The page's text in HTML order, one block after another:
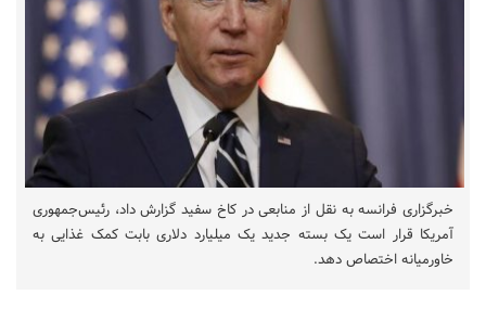
خبرگزاری فرانسه به نقل از منابعی در کاخ سفید گزارش داد، رئیس‌جمهوری
آمریکا قرار است یک بسته جدید یک میلیارد دلاری بابت کمک غذایی به
خاورمیانه اختصاص دهد.